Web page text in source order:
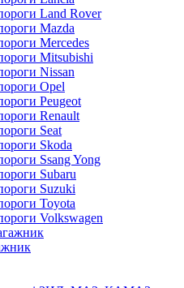
Land Rover
Mazda
Mercedes
Mitsubishi
Nissan
Opel
Peugeot
Renault
Seat
Skoda
Ssang Yong
Subaru
Suzuki
Toyota
Volkswagen